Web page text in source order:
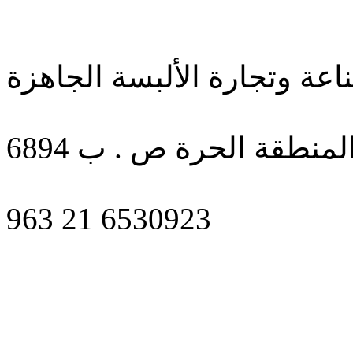
وتجارة الألبسة الجاهزة
الحرة ص . ب 6894
963 21 6530923